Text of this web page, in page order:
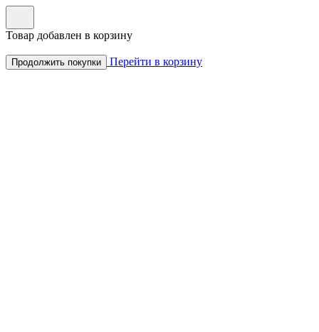
Товар добавлен в корзину
Продолжить покупки Перейти в корзину